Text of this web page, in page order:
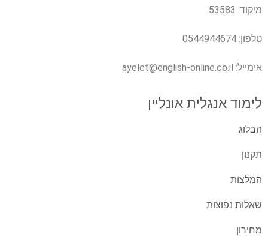
לימוד אנגלית אונליין
הבלוג
תקנון
המלצות
שאלות נפוצות
מחירון
מיקוד: 53583
טלפון: 0544944674
אימייל: ayelet@english-online.co.il